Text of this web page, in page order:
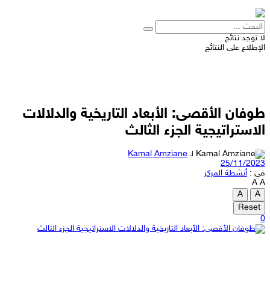
لا توجد نتائج
الإطلاع على النتائج
طوفان الأقصى: الأبعاد التاريخية والدلالات
الاستراتيجية الجزء الثالث
لـ Kamal Amziane
25/11/2023
في : أنشطة المركز
A A
A
A
Reset
0